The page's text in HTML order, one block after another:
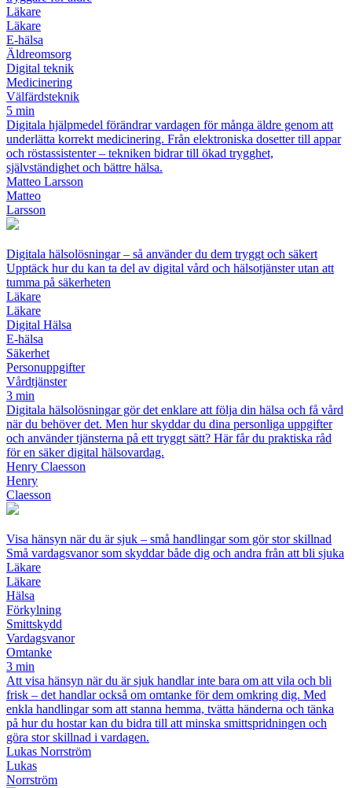
Läkare
Läkare
E-hälsa
Äldreomsorg
Digital teknik
Medicinering
Välfärdsteknik
5 min
Digitala hjälpmedel förändrar vardagen för många äldre genom att
underlätta korrekt medicinering. Från elektroniska dosetter till appar
och röstassistenter – tekniken bidrar till ökad trygghet,
självständighet och bättre hälsa.
Matteo Larsson
Matteo
Larsson
Digitala hälsolösningar – så använder du dem tryggt och säkert
Upptäck hur du kan ta del av digital vård och hälsotjänster utan att
tumma på säkerheten
Läkare
Läkare
Digital Hälsa
E-hälsa
Säkerhet
Personuppgifter
Vårdtjänster
3 min
Digitala hälsolösningar gör det enklare att följa din hälsa och få vård
när du behöver det. Men hur skyddar du dina personliga uppgifter
och använder tjänsterna på ett tryggt sätt? Här får du praktiska råd
för en säker digital hälsovardag.
Henry Claesson
Henry
Claesson
Visa hänsyn när du är sjuk – små handlingar som gör stor skillnad
Små vardagsvanor som skyddar både dig och andra från att bli sjuka
Läkare
Läkare
Hälsa
Förkylning
Smittskydd
Vardagsvanor
Omtanke
3 min
Att visa hänsyn när du är sjuk handlar inte bara om att vila och bli
frisk – det handlar också om omtanke för dem omkring dig. Med
enkla handlingar som att stanna hemma, tvätta händerna och tänka
på hur du hostar kan du bidra till att minska smittspridningen och
göra stor skillnad i vardagen.
Lukas Norrström
Lukas
Norrström